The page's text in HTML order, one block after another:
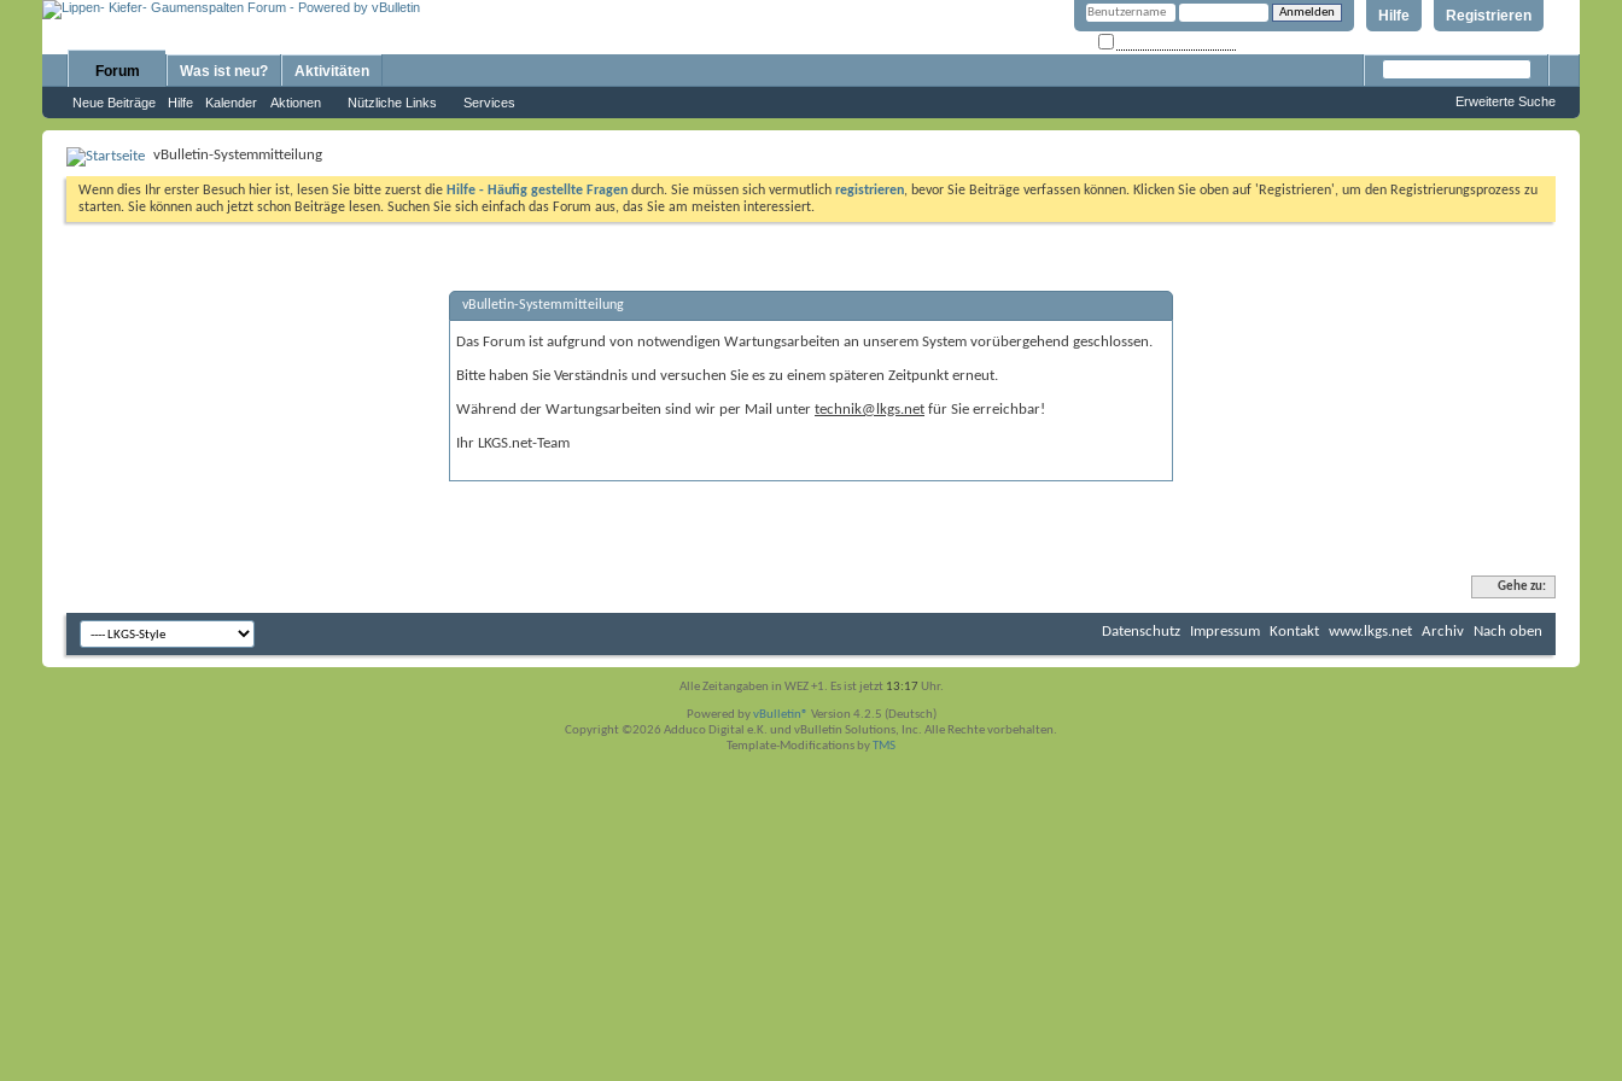
Registrieren
Hilfe
Forum
Neue Beiträge Hilfe Kalender Aktionen Nützliche Links Services
Was ist neu? Aktivitäten
Erweiterte Suche
vBulletin-Systemmitteilung
Wenn dies Ihr erster Besuch hier ist, lesen Sie bitte zuerst die Hilfe - Häufig gestellte Fragen durch. Sie müssen sich vermutlich registrieren, bevor Sie Beiträge verfassen können. Klicken Sie oben auf 'Registrieren', um den Registrierungsprozess zu
starten. Sie können auch jetzt schon Beiträge lesen. Suchen Sie sich einfach das Forum aus, das Sie am meisten interessiert.
vBulletin-Systemmitteilung
Das Forum ist aufgrund von notwendigen Wartungsarbeiten an unserem System vorübergehend geschlossen.
Bitte haben Sie Verständnis und versuchen Sie es zu einem späteren Zeitpunkt erneut.
Während der Wartungsarbeiten sind wir per Mail unter technik@lkgs.net für Sie erreichbar!
Ihr LKGS.net-Team
Gehe zu:
Datenschutz Impressum Kontakt www.lkgs.net Archiv Nach oben
Alle Zeitangaben in WEZ +1. Es ist jetzt 13:17 Uhr.
Powered byvBulletin® Version 4.2.5 (Deutsch)
Copyright ©2026 Adduco Digital e.K. und vBulletin Solutions, Inc. Alle Rechte vorbehalten.
Template-Modifications byTMS